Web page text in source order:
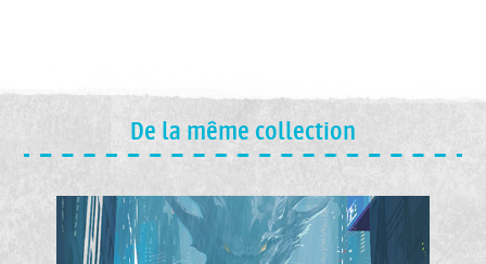
De la même collection